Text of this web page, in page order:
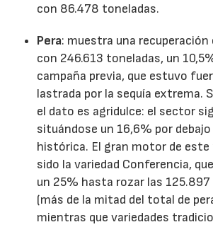
con 86.478 toneladas.
Pera: muestra una
con 246.613 toneladas, un
campaña previa, que estuvo
lastrada por la sequía extrema.
el dato es agridulce: el sector
situándose un 16,6% por debajo
histórica. El gran motor de este
sido la variedad Conferencia,
un 25% hasta rozar las
(más de la mitad del total de
mientras que variedades